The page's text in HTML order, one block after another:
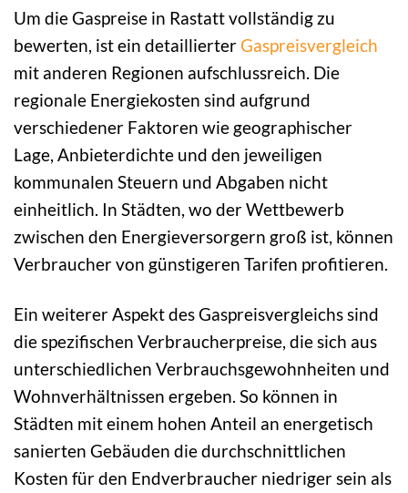
Um die Gaspreise in Rastatt vollständig zu
bewerten, ist ein detaillierter Gaspreisvergleich
mit anderen Regionen aufschlussreich. Die
regionale Energiekosten sind aufgrund
verschiedener Faktoren wie geographischer
Lage, Anbieterdichte und den jeweiligen
kommunalen Steuern und Abgaben nicht
einheitlich. In Städten, wo der Wettbewerb
zwischen den Energieversorgern groß ist, können
Verbraucher von günstigeren Tarifen profitieren.
Ein weiterer Aspekt des Gaspreisvergleichs sind
die spezifischen Verbraucherpreise, die sich aus
unterschiedlichen Verbrauchsgewohnheiten und
Wohnverhältnissen ergeben. So können in
Städten mit einem hohen Anteil an energetisch
sanierten Gebäuden die durchschnittlichen
Kosten für den Endverbraucher niedriger sein als